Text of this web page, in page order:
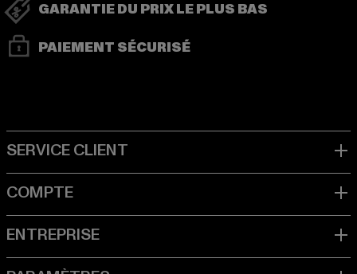
GARANTIE DU PRIX LE PLUS BAS
PAIEMENT SÉCURISÉ